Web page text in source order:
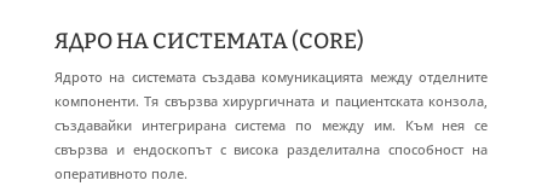
ЯДРО НА СИСТЕМАТА (CORE)
Ядрото на системата създава комуникацията между отделните
компоненти. Тя свързва хирургичната и пациентската конзола,
създавайки интегрирана система по между им. Към нея се
свързва и ендоскопът с висока разделитална способност на
оперативното поле.